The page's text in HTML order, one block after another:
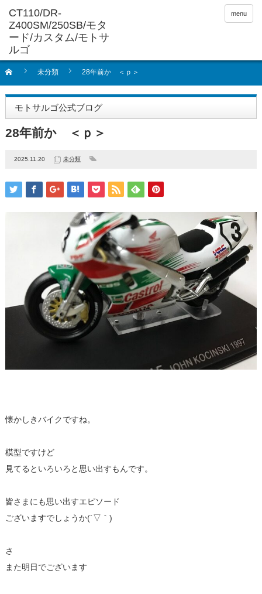
menu
未分類 28年前か ＜ｐ＞
モトサルゴ公式ブログ
28年前か ＜ｐ＞
2025.11.20 未分類
懐かしきバイクですね。
模型ですけど
見てるといろいろと思い出すもんです。
皆さまにも思い出すエピソード
ございますでしょうか(´▽｀)
さ
また明日でございます